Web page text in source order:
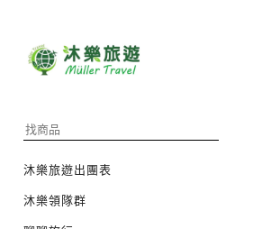
沐樂旅遊出團表
沐樂領隊群